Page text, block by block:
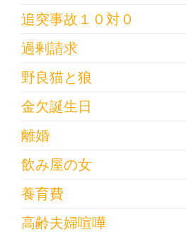
追突事故１０対０
過剰請求
野良猫と狼
金欠誕生日
離婚
飲み屋の女
養育費
高齢夫婦喧嘩